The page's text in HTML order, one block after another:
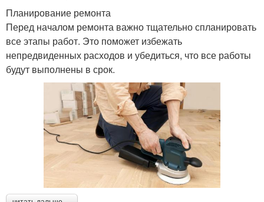
Планирование ремонта
Перед началом ремонта важно тщательно спланировать
все этапы работ. Это поможет избежать
непредвиденных расходов и убедиться, что все работы
будут выполнены в срок.